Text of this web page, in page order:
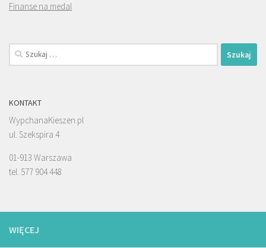
Finanse na medal
Szukaj:
KONTAKT
WypchanaKieszen.pl
ul. Szekspira 4
01-913 Warszawa
tel. 577 904 448
WIĘCEJ